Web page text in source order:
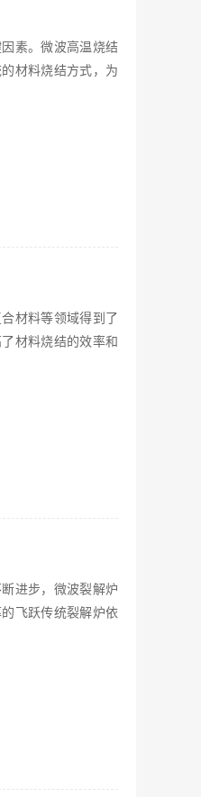
素。微波高温烧结
材料烧结方式，为
材料等领域得到了
材料烧结的效率和
进步，微波裂解炉
飞跃传统裂解炉依